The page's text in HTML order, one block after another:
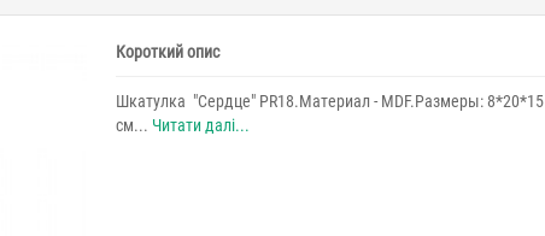
Короткий опис
Шкатулка "Сердце" PR18.Материал - MDF.Размеры: 8*20*15
см... Читати далі...